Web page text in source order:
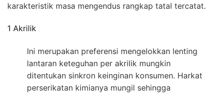
karakteristik masa mengendus rangkap tatal tercatat.
1 Akrilik
Ini merupakan preferensi mengelokkan lenting
lantaran keteguhan per akrilik mungkin
ditentukan sinkron keinginan konsumen. Harkat
perserikatan kimianya mungil sehingga